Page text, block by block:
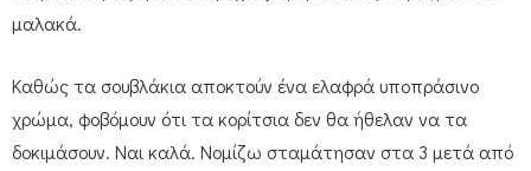
μαλακά.
Καθώς τα σουβλάκια αποκτούν ένα ελαφρά υποπράσινο
χρώμα, φοβόμουν ότι τα κορίτσια δεν θα ήθελαν να τα
δοκιμάσουν. Ναι καλά. Νομίζω σταμάτησαν στα 3 μετά από